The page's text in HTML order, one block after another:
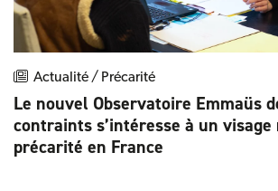
Actualité / Précarité
Le nouvel Observatoire Emmaüs
contraints s’intéresse à un visage
précarité en France